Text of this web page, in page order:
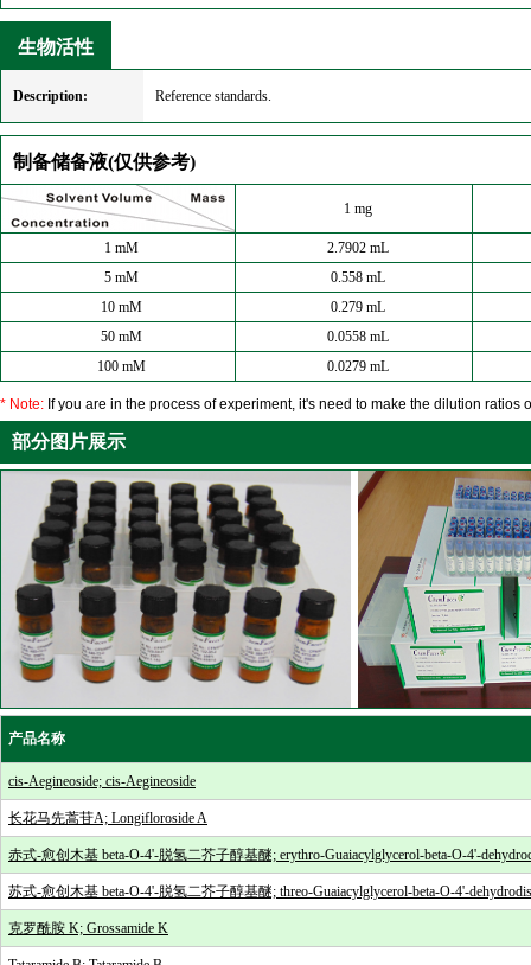
生物活性
Description: Reference standards.
制备储备液(仅供参考)
1 mg
1 mM
2.7902 mL
5 mM
0.558 mL
10 mM
0.279 mL
50 mM
0.0558 mL
100 mM
0.0279 mL
* Note: If you are in the process of experiment, it's need to make the dilution
部分图片展示
产品名称
cis-Aegineoside; cis-Aegineoside
长花马先蒿苷A; Longifloroside A
赤式-愈创木基 beta-O-4'-脱氢二芥子醇基醚; erythro-Guaiacylglycerol-beta-O-4'-
苏式-愈创木基 beta-O-4'-脱氢二芥子醇基醚; threo-Guaiacylglycerol-beta-O-4'-
克罗酰胺 K; Grossamide K